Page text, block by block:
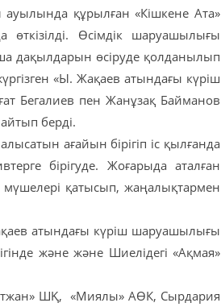
құрылған «Кішкене Ата»
өткізілді. Өсімдік шаруашылығы
дақылдарын өсіруде қолданылып
«Ы. Жақаев атындағы күріш
Бегалиев пен Жанұзақ Байманов
берді.
ағайын бірігіп іс қылғанда
бірігуде. Жоғарыда аталған
қатысып, жаңалықтармен
атындағы күріш шаруашылығы
және және Шиелідегі «Ақмая»
ШҚ, «Миялы» АӨК, Сырдария